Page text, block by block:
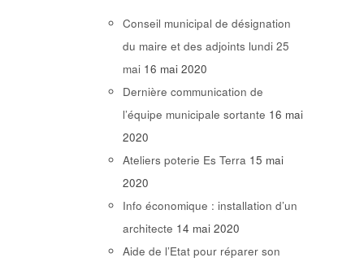
Conseil municipal de désignation
du maire et des adjoints lundi 25
mai 16 mai 2020
Dernière communication de
l’équipe municipale sortante 16 mai
2020
Ateliers poterie Es Terra 15 mai
2020
Info économique : installation d’un
architecte 14 mai 2020
Aide de l’Etat pour réparer son